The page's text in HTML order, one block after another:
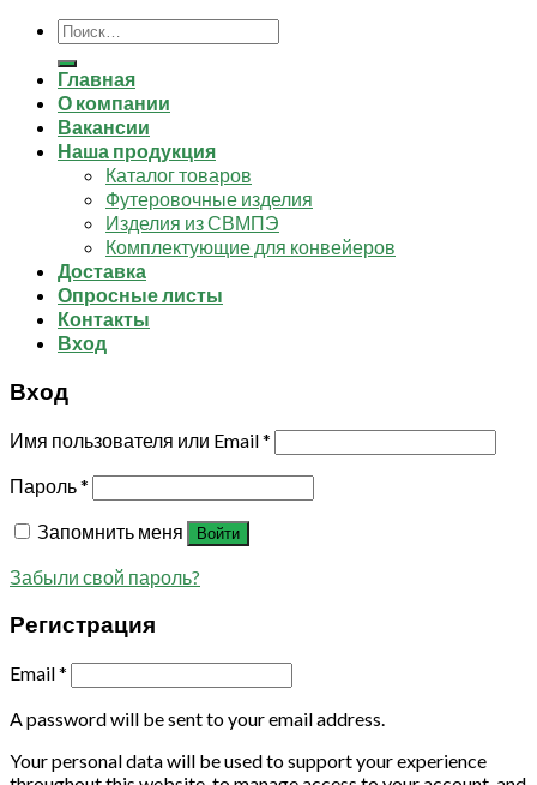
Искать:
Главная
О компании
Вакансии
Наша продукция
Каталог товаров
Футеровочные изделия
Изделия из СВМПЭ
Комплектующие для конвейеров
Доставка
Опросные листы
Контакты
Вход
Вход
Имя пользователя или Email*
Пароль*
Запомнить меня
Войти
Забыли свой пароль?
Регистрация
Email*
A password will be sent to your email address.
Your personal data will be used to support your experience